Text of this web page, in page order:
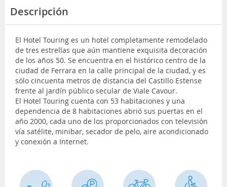
Descripción
El Hotel Touring es un hotel completamente remodelado
de tres estrellas que aún mantiene exquisita decoración
de los años 50. Se encuentra en el histórico centro de la
ciudad de Ferrara en la calle principal de la ciudad, y es
sólo cincuenta metros de distancia del Castillo Estense
frente al jardín público secular de Viale Cavour.
El Hotel Touring cuenta con 53 habitaciones y una
dependencia de 8 habitaciones abrió sus puertas en el
año 2000, cada uno de los proporcionados con televisión
vía satélite, minibar, secador de pelo, aire acondicionado
y conexión a Internet.